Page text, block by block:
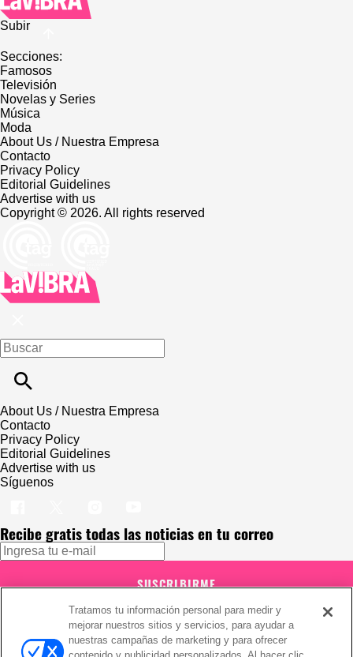
Subir
Secciones:
Famosos
Televisión
Novelas y Series
Música
Moda
About Us / Nuestra Empresa
Contacto
Privacy Policy
Editorial Guidelines
Advertise with us
Copyright © 2026. All rights reserved
About Us / Nuestra Empresa
Contacto
Privacy Policy
Editorial Guidelines
Advertise with us
Síguenos
Recibe gratis todas las noticias en tu correo
SUSCRIBIRME
Este sitio está protegido por reCAPTCHA y Google
Política de
y Se aplican lasCondiciones de servicio .
Suscribirse implica aceptar los términos y condiciones
Tratamos tu información personal para medir y
mejorar nuestros sitios y servicios, para ayudar a
nuestras campañas de marketing y para ofrecer